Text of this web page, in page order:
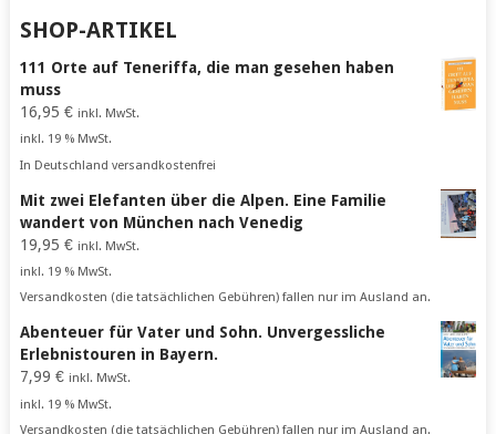
SHOP-ARTIKEL
111 Orte auf Teneriffa, die man gesehen haben
muss
16,95 € inkl. MwSt.
inkl. 19 % MwSt.
In Deutschland versandkostenfrei
Mit zwei Elefanten über die Alpen. Eine Familie
wandert von München nach Venedig
19,95 € inkl. MwSt.
inkl. 19 % MwSt.
Versandkosten (die tatsächlichen Gebühren) fallen nur im Ausland an.
Abenteuer für Vater und Sohn. Unvergessliche
Erlebnistouren in Bayern.
7,99 € inkl. MwSt.
inkl. 19 % MwSt.
Versandkosten (die tatsächlichen Gebühren) fallen nur im Ausland an.